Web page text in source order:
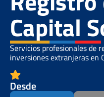
Capital
Servicios profesionales de
inversiones extranjeras en
Desde